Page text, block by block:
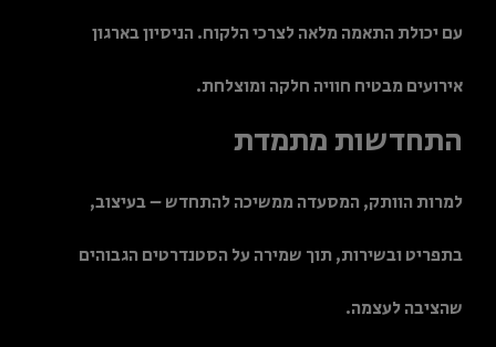
עם יכולת התאמה מלאה לצרכי הלקוח. הניסיון בארגון
אירועים מבטיח חוויה חלקה ומוצלחת.
התחדשות מתמדת
למרות הוותק, המסעדה ממשיכה להתחדש – בעיצוב,
בתפריט ובשירות, תוך שמירה על הסטנדרטים הגבוהים
שהציבה לעצמה.